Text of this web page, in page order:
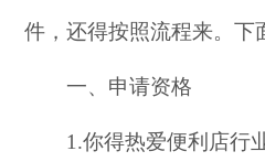
件，还得按照流程来。下
一、申请资格
1.你得热爱便利店行